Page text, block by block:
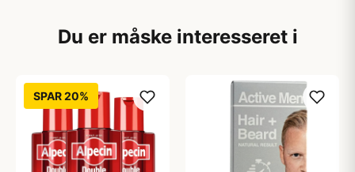
Du er måske interesseret i
SPAR 20%